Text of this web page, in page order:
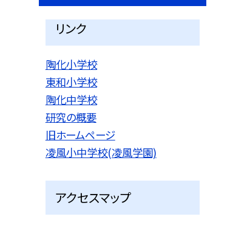
リンク
陶化小学校
東和小学校
陶化中学校
研究の概要
旧ホームページ
凌風小中学校(凌風学園)
アクセスマップ